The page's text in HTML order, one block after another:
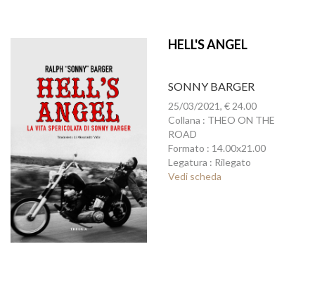
HELL'S ANGEL
SONNY BARGER
25/03/2021, € 24.00
Collana : THEO ON THE
ROAD
Formato : 14.00x21.00
Legatura : Rilegato
Vedi scheda